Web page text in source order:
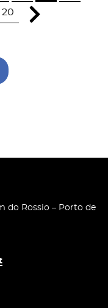
20
do Rossio – Porto de